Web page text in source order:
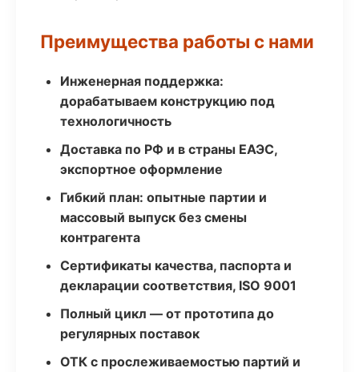
Преимущества работы с нами
Инженерная поддержка:
дорабатываем конструкцию под
технологичность
Доставка по РФ и в страны ЕАЭС,
экспортное оформление
Гибкий план: опытные партии и
массовый выпуск без смены
контрагента
Сертификаты качества, паспорта и
декларации соответствия, ISO 9001
Полный цикл — от прототипа до
регулярных поставок
ОТК с прослеживаемостью партий и